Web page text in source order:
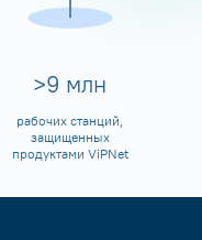
>10 млн
рабочих станций,
защищенных
продуктами ViPNet